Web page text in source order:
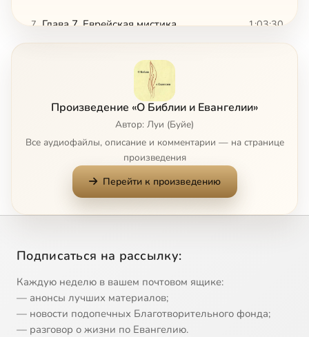
7 Глава 7. Еврейская мистика 1:03:30
Глава 9. Апостол Павел и жизнь во Христе
57:56
Глава 12. Псалмы: Молитва народа Божия
13 Добавление I. Еврейское предание и христианство7:02
Произведение «О Библии и Евангелии»
Автор: Луи (Буйе)
Все аудиофайлы, описание и комментарии — на странице
произведения
Перейти к произведению
Подписаться на рассылку:
Каждую неделю в вашем почтовом ящике:
— анонсы лучших материалов;
— новости подопечных Благотворительного фонда;
— разговор о жизни по Евангелию.